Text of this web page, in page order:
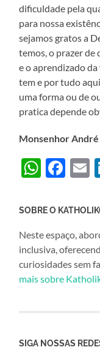
dificuldade pela
para nossa
sejamos gratos a
temos, o prazer
e o aprendizado
tem e por tudo
uma forma ou de
pratica depende
Monsenhor André
SOBRE O
Neste espaço,
inclusiva,
curiosidades sem
mais sobre
SIGA NOSSAS